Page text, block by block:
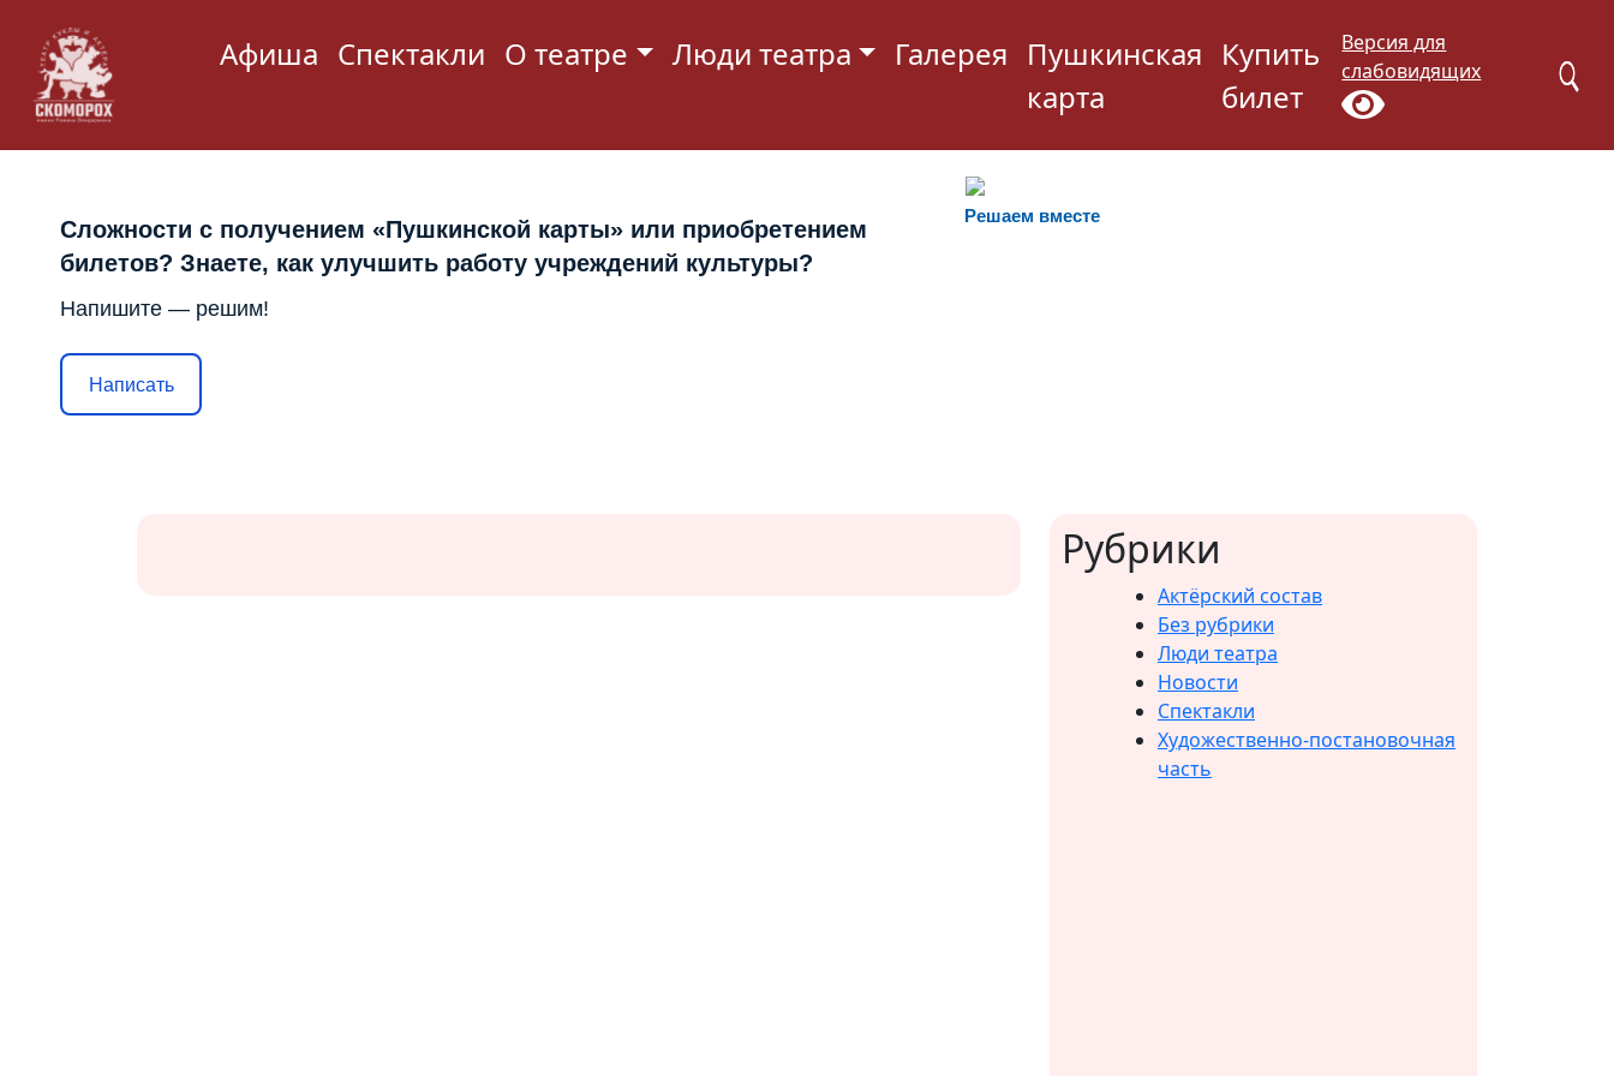
Афиша Спектакли О театре Люди театра Галерея Пушкинская
карта
Купить
билет
Версия для
слабовидящих
Решаем вместе
Сложности с получением «Пушкинской карты» или приобретением
билетов? Знаете, как улучшить работу учреждений культуры?
Напишите — решим!
Написать
Рубрики
Актёрский состав
Без рубрики
Люди театра
Новости
Спектакли
Художественно-постановочная
часть